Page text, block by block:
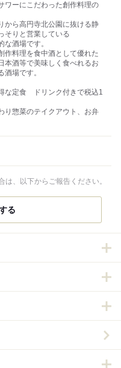
ワーにこだわった創作料理の
から高円寺北公園に抜ける静
そりと営業している
な酒場です。
作料理を食中酒として優れた
本酒等で美味しく食べれるお
酒場です。
な定食 ドリンク付きで税込1
り惣菜のテイクアウト、お弁
、以下からご報告ください。
る